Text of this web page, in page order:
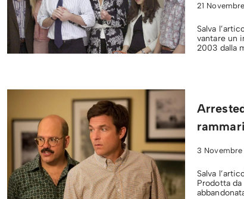
21
Salva
vantare un
2003 dalla
3 Novembre
Salva
Prodotta